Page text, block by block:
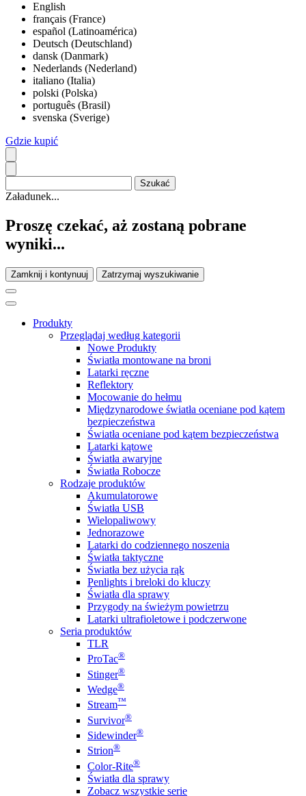
English
français (France)
español (Latinoamérica)
Deutsch (Deutschland)
dansk (Danmark)
Nederlands (Nederland)
italiano (Italia)
polski (Polska)
português (Brasil)
svenska (Sverige)
Gdzie kupić
Załadunek...
Proszę czekać, aż zostaną pobrane
wyniki...
Zamknij i kontynuuj Zatrzymaj wyszukiwanie
Produkty
Przeglądaj według kategorii
Nowe Produkty
Światła montowane na broni
Latarki ręczne
Reflektory
Mocowanie do hełmu
Międzynarodowe światła oceniane pod kątem
bezpieczeństwa
Światła oceniane pod kątem bezpieczeństwa
Latarki kątowe
Światła awaryjne
Światła Robocze
Rodzaje produktów
Akumulatorowe
Światła USB
Wielopaliwowy
Jednorazowe
Latarki do codziennego noszenia
Światła taktyczne
Światła bez użycia rąk
Penlights i breloki do kluczy
Światła dla sprawy
Przygody na świeżym powietrzu
Latarki ultrafioletowe i podczerwone
Seria produktów
TLR
ProTac®
Stinger®
Wedge®
Stream™
Survivor®
Sidewinder®
Strion®
Color-Rite®
Światła dla sprawy
Zobacz wszystkie serie